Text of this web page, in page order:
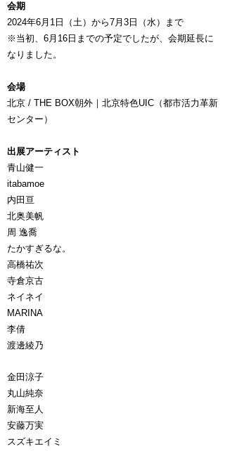
会期
2024年6月1日（土）から7月3日（水）まで
​※当初、6月16日までの予定でしたが、会期延長に
なりました。
会場
北京 / THE BOX朝外｜北京特色UIC（都市活力革新
センター）
出展アーティスト
青山健一
itabamoe
内田亘
北奥美帆
周 逸喬
たかすぎるな。
高橋祐次
寺倉京古
ネイネイ
MARINA
李倩
渡邊綾乃
金田涼子
丸山純奈
新海至人
安藤万実
スズキエイミ